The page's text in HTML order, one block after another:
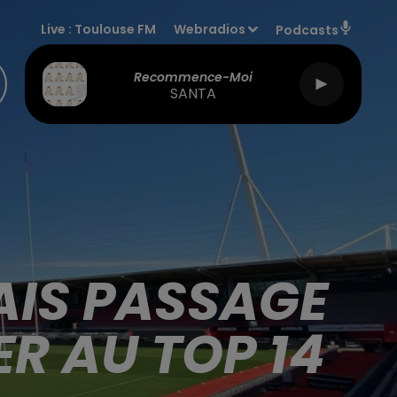
Live : Toulouse FM Webradios Podcasts
Recommence-Moi
SANTA
PASSAGE
AU TOP 14